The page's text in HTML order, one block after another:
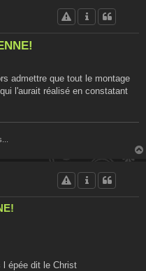
admettre que tout le montage
l'aurait réalisé en constatant
l épée dit le Christ